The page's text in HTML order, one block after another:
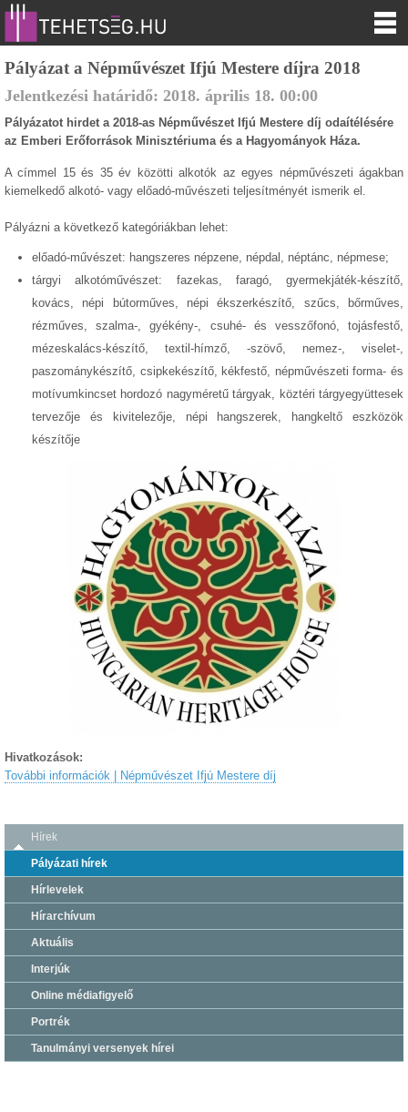
Pályázat a Népművészet Ifjú Mestere díjra 2018
Jelentkezési határidő: 2018. április 18. 00:00
Pályázatot hirdet a 2018-as Népművészet Ifjú Mestere díj odaítélésére
az Emberi Erőforrások Minisztériuma és a Hagyományok Háza.
A címmel 15 és 35 év közötti alkotók az egyes népművészeti ágakban
kiemelkedő alkotó- vagy előadó-művészeti teljesítményét ismerik el.
Pályázni a következő kategóriákban lehet:
előadó-művészet: hangszeres népzene, népdal, néptánc, népmese;
tárgyi alkotóművészet: fazekas, faragó, gyermekjáték-készítő,
kovács, népi bútorműves, népi ékszerkészítő, szűcs, bőrműves,
rézműves, szalma-, gyékény-, csuhé- és vesszőfonó, tojásfestő,
mézeskalács-készítő, textil-hímző, -szövő, nemez-, viselet-,
paszománykészítő, csipkekészítő, kékfestő, népművészeti forma- és
motívumkincset hordozó nagyméretű tárgyak, köztéri tárgyegyüttesek
tervezője és kivitelezője, népi hangszerek, hangkeltő eszközök
készítője
Hivatkozások:
További információk | Népművészet Ifjú Mestere díj
Hírek
Pályázati hírek
Hírlevelek
Hírarchívum
Aktuális
Interjúk
Online médiafigyelő
Portrék
Tanulmányi versenyek hírei